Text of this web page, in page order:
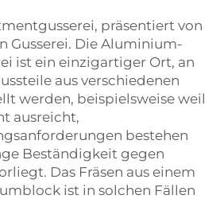
präsentiert von
Gusserei. Die Aluminium-
ist ein einzigartiger Ort, an
aus verschiedenen
werden, beispielsweise weil
ausreicht,
bestehen
Beständigkeit gegen
Das Fräsen aus einem
ist in solchen Fällen